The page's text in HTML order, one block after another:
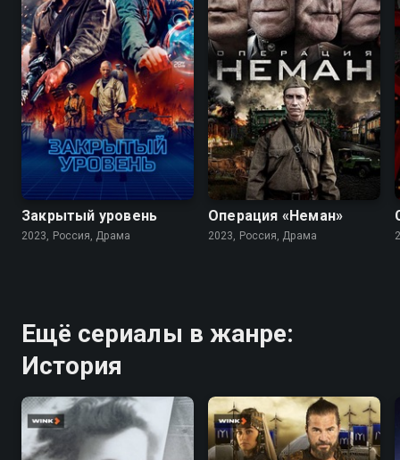
5.7
Закрытый уровень
2023, Россия, Драма
7.8
Операция «Неман»
2023, Россия, Драма
Ещё сериалы в жанре:
История